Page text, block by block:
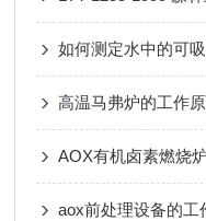
如何测定水中的可
高温马弗炉的工作
AOX有机卤素燃烧
aox前处理设备的工